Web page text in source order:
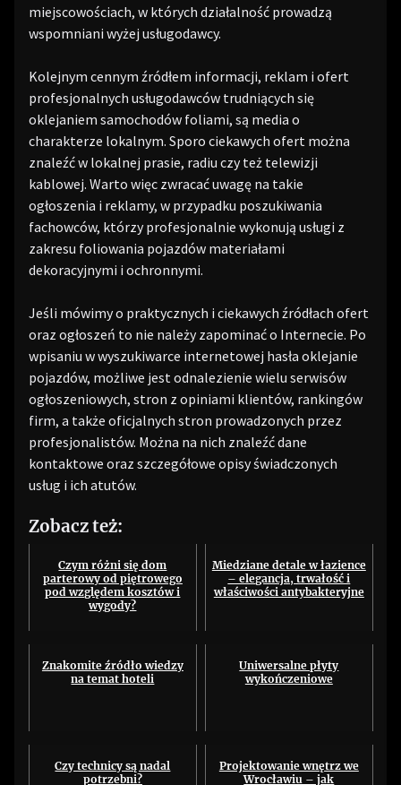
miejscowościach, w których działalność prowadzą
wspomniani wyżej usługodawcy.
Kolejnym cennym źródłem informacji, reklam i ofert
profesjonalnych usługodawców trudniących się
oklejaniem samochodów foliami, są media o
charakterze lokalnym. Sporo ciekawych ofert można
znaleźć w lokalnej prasie, radiu czy też telewizji
kablowej. Warto więc zwracać uwagę na takie
ogłoszenia i reklamy, w przypadku poszukiwania
fachowców, którzy profesjonalnie wykonują usługi z
zakresu foliowania pojazdów materiałami
dekoracyjnymi i ochronnymi.
Jeśli mówimy o praktycznych i ciekawych źródłach ofert
oraz ogłoszeń to nie należy zapominać o Internecie. Po
wpisaniu w wyszukiwarce internetowej hasła oklejanie
pojazdów, możliwe jest odnalezienie wielu serwisów
ogłoszeniowych, stron z opiniami klientów, rankingów
firm, a także oficjalnych stron prowadzonych przez
profesjonalistów. Można na nich znaleźć dane
kontaktowe oraz szczegółowe opisy świadczonych
usług i ich atutów.
Zobacz też:
Czym różni się dom
parterowy od piętrowego
pod względem kosztów i
wygody?
Miedziane detale w łazience
– elegancja, trwałość i
właściwości antybakteryjne
Znakomite źródło wiedzy
na temat hoteli
Uniwersalne płyty
wykończeniowe
Czy technicy są nadal
potrzebni?
Projektowanie wnętrz we
Wrocławiu – jak